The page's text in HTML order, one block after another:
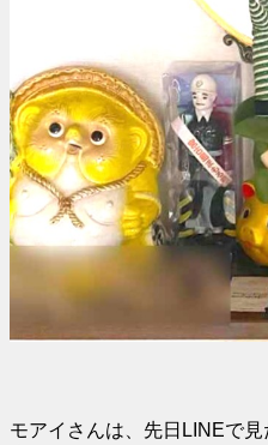
モアイさんは、先日LINEで